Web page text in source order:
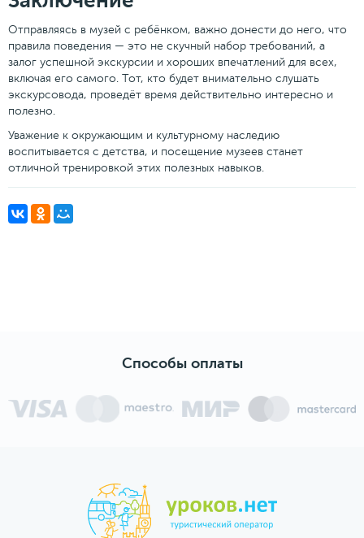
Отправляясь в музей с ребёнком, важно донести до него, что
правила поведения — это не скучный набор требований, а
залог успешной экскурсии и хороших впечатлений для всех,
включая его самого. Тот, кто будет внимательно слушать
экскурсовода, проведёт время действительно интересно и
полезно.
Уважение к окружающим и культурному наследию
воспитывается с детства, и посещение музеев станет
отличной тренировкой этих полезных навыков.
Способы оплаты